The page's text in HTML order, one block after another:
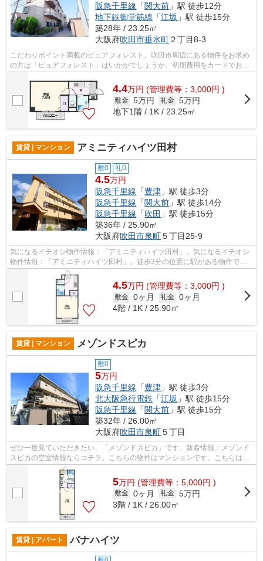
阪急千里線 「関大前 」駅 徒歩12分
地下鉄御堂筋線 「江坂 」駅 徒歩15分
築28年 / 23.25㎡
大阪府吹田市垂水町２丁目8-3
こだわりポイント満載のピュアフォレスト。吹田市周辺にある物件をお求め
の方は「ピュアフォレスト」はいかがでしょうか。初期費用をカードでお支
払いいただけるので、カードで決済し...
4.4万円 (管理費等：3,000円 )
敷金 5万円 礼金 5万円
地下1階 / 1K / 23.25㎡
賃貸 | マンション アミニティハイツ田村
敷0 礼0
4.5万円
阪急千里線 「豊津 」駅 徒歩3分
阪急千里線 「関大前 」駅 徒歩14分
阪急千里線 「吹田 」駅 徒歩15分
築36年 / 25.90㎡
大阪府吹田市泉町５丁目25-9
気になるイチオシ物件情報：「アミニティハイツ田村」。気になるイチオシ
物件情報：「アミニティハイツ田村」。徒歩3分の位置に駅がある物件で
す。鉄骨造なら、耐久性や耐震性が高いの...
4.5万円 (管理費等：3,000円 )
敷金 0ヶ月 礼金 0ヶ月
4階 / 1K / 25.90㎡
賃貸 | マンション メゾンドスピカ
敷0
5万円
阪急千里線 「豊津 」駅 徒歩3分
北大阪急行電鉄 「江坂 」駅 徒歩15分
阪急千里線 「関大前 」駅 徒歩15分
築32年 / 26.00㎡
大阪府吹田市泉町５丁目
ぜひ一度見ていただきたい、「メゾンドスピカ」です。新着情報：メゾンド
スピカの空室情報ならコチラ。こちらの物件はマンションです。こちらは鉄
骨造りで耐震性が強い物件です。ミラ...
5万円 (管理費等：5,000円 )
敷金 0ヶ月 礼金 5万円
3階 / 1K / 26.00㎡
賃貸 | アパート パナハイツ